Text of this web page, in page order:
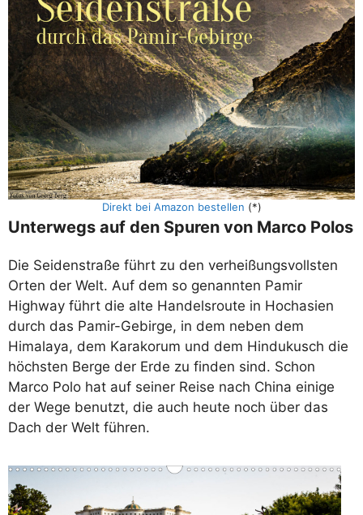
Direkt bei Amazon bestellen (*)
Unterwegs auf den Spuren von Marco Polos
Die Seidenstraße führt zu den verheißungsvollsten
Orten der Welt. Auf dem so genannten Pamir
Highway führt die alte Handelsroute in Hochasien
durch das Pamir-Gebirge, in dem neben dem
Himalaya, dem Karakorum und dem Hindukusch die
höchsten Berge der Erde zu finden sind. Schon
Marco Polo hat auf seiner Reise nach China einige
der Wege benutzt, die auch heute noch über das
Dach der Welt führen.